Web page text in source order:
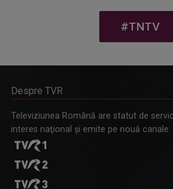
prin piesa „Ultima oră”, o montare de
#TNTV
Despre TVR
Televiziunea Română are statut de
interes naţional şi emite pe nouă canale: